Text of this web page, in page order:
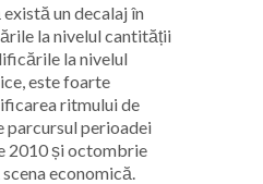
un decalaj în
la nivelul cantității
la nivelul
este foarte
ritmului de
parcursul perioadei
2010 și octombrie
economică.